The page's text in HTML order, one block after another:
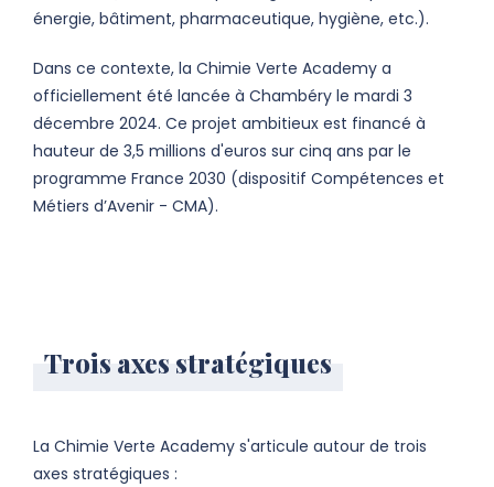
énergie, bâtiment, pharmaceutique, hygiène, etc.).
Dans ce contexte, la Chimie Verte Academy a
officiellement été lancée à Chambéry le mardi 3
décembre 2024. Ce projet ambitieux est financé à
hauteur de 3,5 millions d'euros sur cinq ans par le
programme France 2030 (dispositif Compétences et
Métiers d’Avenir - CMA).
Trois axes stratégiques
La Chimie Verte Academy s'articule autour de trois
axes stratégiques :